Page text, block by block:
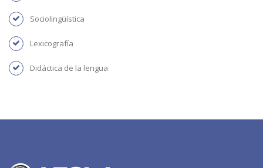
Sociolingüística
lexicografía
didáctica de la lengua